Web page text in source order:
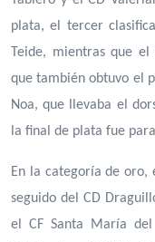
plata, el tercer
Teide, mientras que
que también obtuvo el
Noa, que llevaba el
la final de plata fue
En la categoría de oro,
seguido del CD
el CF Santa María